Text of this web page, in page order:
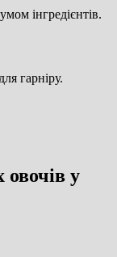
інгредієнтів.
гарніру.
у